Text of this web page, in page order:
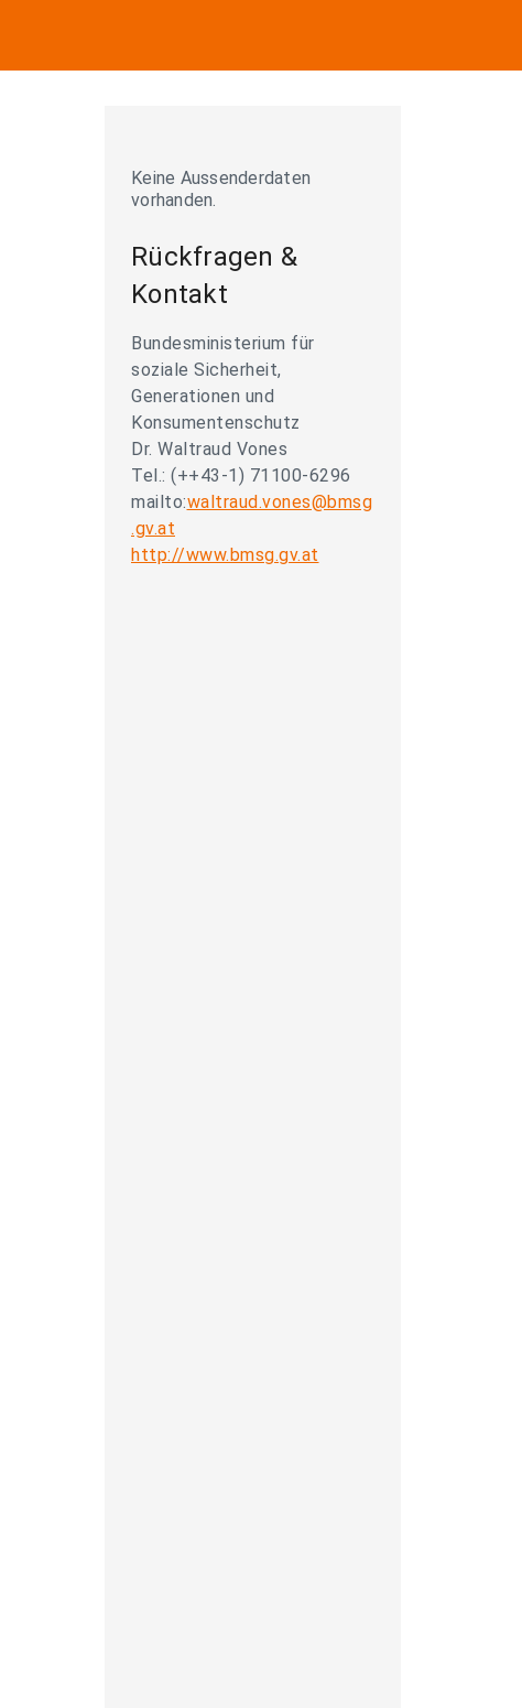
Keine Aussenderdaten
vorhanden.
Rückfragen &
Kontakt
Bundesministerium für
soziale Sicherheit,
Generationen und
Konsumentenschutz
Dr. Waltraud Vones
Tel.: (++43-1) 71100-6296
mailto:waltraud.vones@bmsg
.gv.at
http://www.bmsg.gv.at